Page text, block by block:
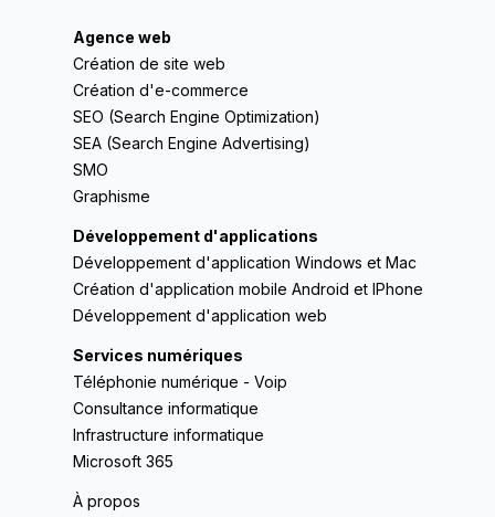
Agence web
Création de site web
Création d'e-commerce
SEO (Search Engine Optimization)
SEA (Search Engine Advertising)
SMO
Graphisme
Développement d'applications
Développement d'application Windows et Mac
Création d'application mobile Android et IPhone
Développement d'application web
Services numériques
Téléphonie numérique - Voip
Consultance informatique
Infrastructure informatique
Microsoft 365
À propos